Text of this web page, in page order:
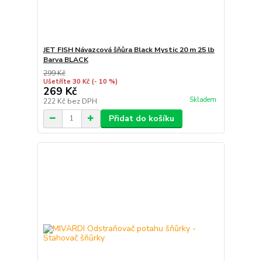
JET FISH Návazcová šňůra Black Mystic 20 m 25 lb
Barva BLACK
299 Kč
Ušetříte 30 Kč (- 10 %)
269 Kč
222 Kč bez DPH Skladem
Přidat do košíku